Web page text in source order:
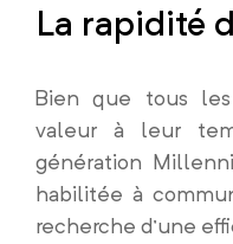
La rapidité
Bien que tous
valeur à leur
génération
habilitée à
recherche d’une